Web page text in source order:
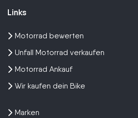
Links
Motorrad bewerten
Unfall Motorrad verkaufen
Motorrad Ankauf
Wir kaufen dein Bike
Marken